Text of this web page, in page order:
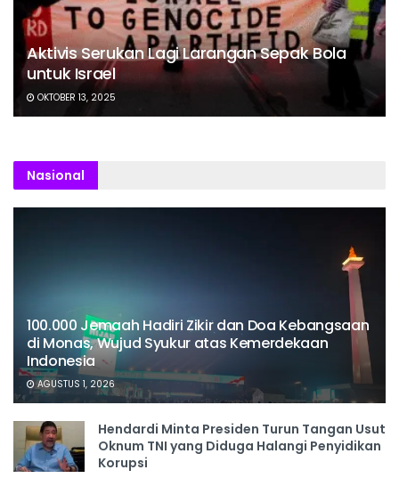
Aktivis Serukan Lagi Larangan Sepak Bola
untuk Israel
OKTOBER 13, 2025
Nasional
100.000 Jemaah Hadiri Zikir dan Doa Kebangsaan
di Monas, Wujud Syukur atas Kemerdekaan
Indonesia
AGUSTUS 1, 2026
Hendardi Minta Presiden Turun Tangan Usut
Oknum TNI yang Diduga Halangi Penyidikan
Korupsi